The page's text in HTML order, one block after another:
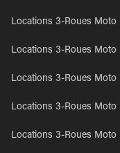
Locations 3-Roues Moto
Locations 3-Roues
Locations 3-Roues Moto
Locations 3-Roues Moto
Locations 3-Roues Moto